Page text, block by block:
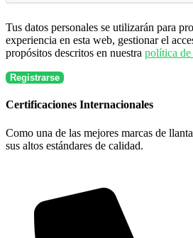
Tus datos personales se utilizarán para
experiencia en esta web, gestionar el
propósitos descritos en nuestra política
Registrarse
Certificaciones Internacionales
Como una de las mejores marcas de
sus altos estándares de calidad.